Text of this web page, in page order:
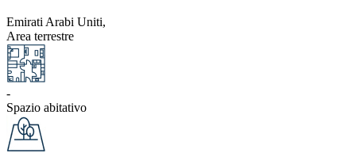
Emirati Arabi Uniti,
Area terrestre
-
Spazio abitativo